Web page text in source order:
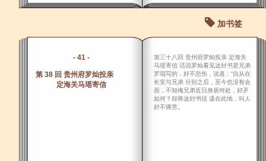
加书签
- 41 -
第 38 回 贵州府罗灿投亲
定海关马瑶寄信
第三十八回 贵州府罗灿投亲 定海关
马瑶寄信 话说罗灿看见这封书是兄弟
罗琨写的，好不悲伤，说道：“自从在
长安与兄弟 分别之后，至今也没有会
面，不知俺兄弟近日身居何处，好歹
如何？却将这封书信 遗在此地，叫人
好不痛苦。